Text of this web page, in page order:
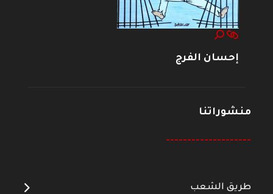
إحسان الفرج
منشوراتنا
--------------------
طريق الشعب